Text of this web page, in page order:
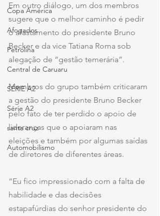
Copa América
Afogados
Petrolina
Central de Caruaru
SÉRIE A2
Série A2
santa cruz
Automobilismo
Em outro diálogo, um dos membros
sugere que o melhor caminho é pedir
o afastamento do presidente Bruno
Becker e da vice Tatiana Roma sob
alegação de “gestão temerária”.
Membros do grupo também criticaram
a gestão do presidente Bruno Becker
pelo fato de ter perdido o apoio de
lideranças que o apoiaram nas
eleições e também por algumas saídas
de diretores de diferentes áreas.
“Eu fico impressionado com a falta de
habilidade e das decisões
estapafúrdias do senhor presidente do